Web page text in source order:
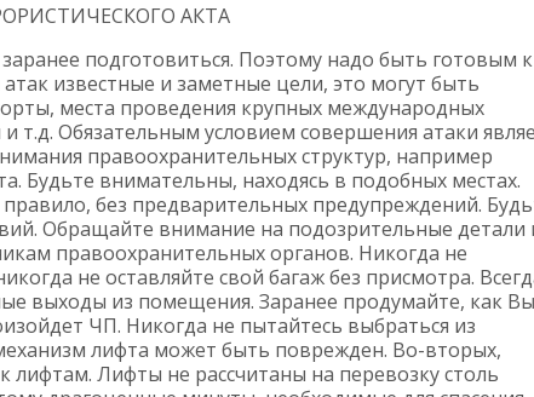
АКТА
подготовиться. Поэтому надо быть готовым к
известные и заметные цели, это могут быть
места проведения крупных международных
Обязательным условием совершения атаки
правоохранительных структур, например
Будьте внимательны, находясь в подобных местах.
без предварительных предупреждений.
Обращайте внимание на подозрительные детали
правоохранительных органов. Никогда не
не оставляйте свой багаж без присмотра.
выходы из помещения. Заранее продумайте, как Вы
ЧП. Никогда не пытайтесь выбраться из
лифта может быть поврежден. Во-вторых,
Лифты не рассчитаны на перевозку столь